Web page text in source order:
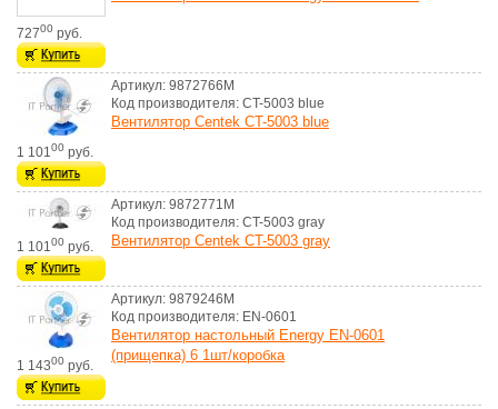
72700 руб.
1 10100 руб.
Артикул: 9872766M
Код производителя: CT-5003 blue
Вентилятор Centek CT-5003 blue
1 10100 руб.
Артикул: 9872771M
Код производителя: CT-5003 gray
Вентилятор Centek CT-5003 gray
1 14300 руб.
Артикул: 9879246M
Код производителя: EN-0601
Вентилятор настольный Energy EN-0601
(прищепка) 6 1шт/коробка